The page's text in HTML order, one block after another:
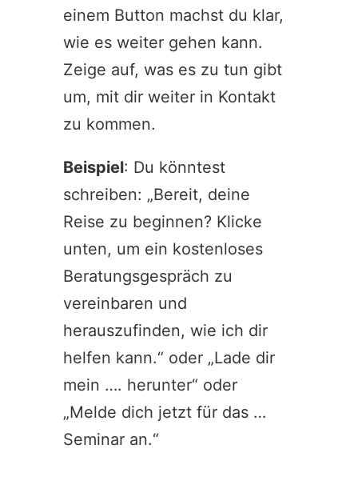
einem Button machst du klar,
wie es weiter gehen kann.
Zeige auf, was es zu tun gibt
um, mit dir weiter in Kontakt
zu kommen.
Beispiel: Du könntest
schreiben: „Bereit, deine
Reise zu beginnen? Klicke
unten, um ein kostenloses
Beratungsgespräch zu
vereinbaren und
herauszufinden, wie ich dir
helfen kann.“ oder „Lade dir
mein …. herunter“ oder
„Melde dich jetzt für das …
Seminar an.“